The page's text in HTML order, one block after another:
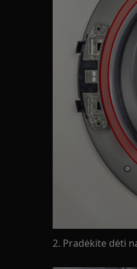
2. Pradėkite dėti